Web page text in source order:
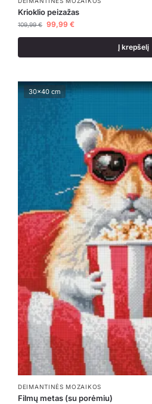
Krioklio peizažas
109,99€ 99,99 €
Į krepšelį
30x40 cm
DEIMANTINĖS MOZAIKOS
Filmų metas (su porėmiu)